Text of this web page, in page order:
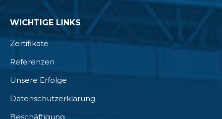
WICHTIGE LINKS
Zertifikate
Referenzen
Unsere Erfolge
Datenschutzerklärung
Beschäftigung